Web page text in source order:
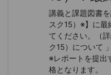
講義と課題図書
スク15）※】に最
てください。（
ク15）について
※レポートを提出
格となります。